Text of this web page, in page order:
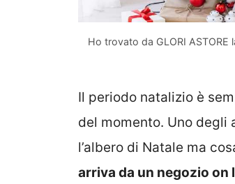
Ho trovato da GLORI
Il periodo natalizio è
del momento. Uno degli
l’albero di Natale ma
arriva da un negozio